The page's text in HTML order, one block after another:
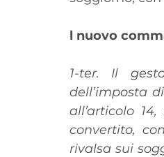
l nuovo
1-ter. Il
dell’imposta
all’articolo
convertito,
rivalsa sui